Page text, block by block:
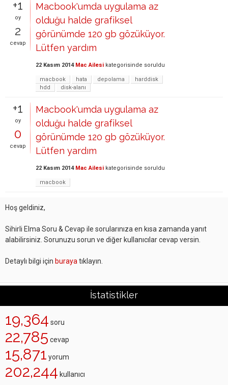
+1
oy
2
cevap
Macbook'umda uygulama az
olduğu halde grafiksel
görünümde 120 gb gözüküyor.
Lütfen yardım
22 Kasım 2014 Mac Ailesi kategorisinde soruldu
macbook hata depolama
harddisk
hdd
disk-alanı
+1
oy
0
cevap
Macbook'umda uygulama az
olduğu halde grafiksel
görünümde 120 gb gözüküyor.
Lütfen yardım
22 Kasım 2014 Mac Ailesi kategorisinde soruldu
macbook
Hoş geldiniz,
Sihirli Elma Soru & Cevap ile sorularınıza en kısa zamanda yanıt
alabilirsiniz. Sorunuzu sorun ve diğer kullanıcılar cevap versin.
Detaylı bilgi için buraya tıklayın.
İstatistikler
19,364 soru
22,785 cevap
15,871 yorum
202,244 kullanıcı